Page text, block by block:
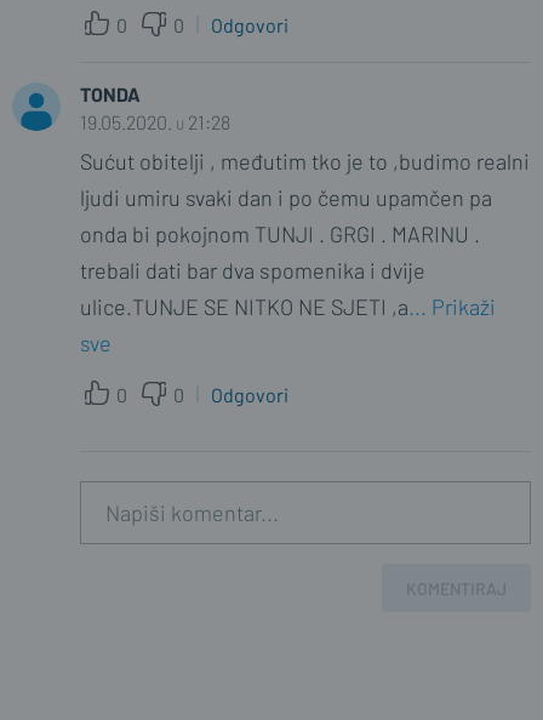
0 0 Odgovori
TONDA
19.05.2020. u 21:28
Sućut obitelji , međutim tko je to ,budimo realni
ljudi umiru svaki dan i po čemu upamčen pa
onda bi pokojnom TUNJI . GRGI . MARINU .
trebali dati bar dva spomenika i dvije
ulice.TUNJE SE NITKO NE SJETI ,a... Prikaži
sve
0 0 Odgovori
KOMENTIRAJ